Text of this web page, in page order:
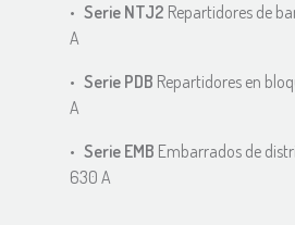
Serie NTJ2 Repartidores de
A
Serie PDB Repartidores en
A
Serie EMB Embarrados de
630 A